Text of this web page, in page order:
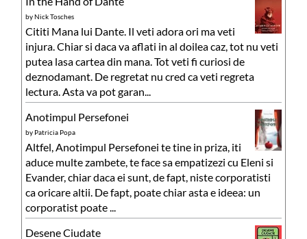
byNick Tosches
Cititi Mana lui Dante. Il veti adora ori ma veti
injura. Chiar si daca va aflati in al doilea caz, tot nu veti
putea lasa cartea din mana. Tot veti fi curiosi de
deznodamant. De regretat nu cred ca veti regreta
lectura. Asta va pot garan...
Anotimpul Persefonei
by Patricia Popa
Altfel, Anotimpul Persefonei te tine in priza, iti
aduce multe zambete, te face sa empatizezi cu Eleni si
Evander, chiar daca ei sunt, de fapt, niste corporatisti
ca oricare altii. De fapt, poate chiar asta e ideea: un
corporatist poate ...
Desene Ciudate